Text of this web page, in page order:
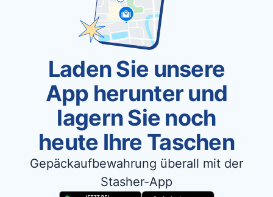
Laden Sie unsere
App herunter und
lagern Sie noch
heute Ihre Taschen
Gepäckaufbewahrung überall mit der
Stasher-App